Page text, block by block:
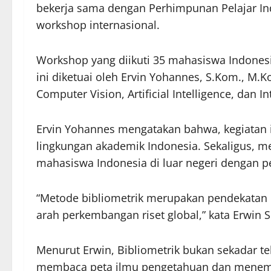
bekerja sama dengan Perhimpunan Pelajar
workshop internasional.
Workshop yang diikuti 35 mahasiswa
ini diketuai oleh Ervin Yohannes, S.Kom.,
Computer Vision, Artificial Intelligence, dan
Ervin Yohannes mengatakan bahwa,
lingkungan akademik Indonesia. Sekaligus,
mahasiswa Indonesia di luar negeri dengan
“Metode bibliometrik merupakan
arah perkembangan riset global,” kata Erwin
Menurut Erwin, Bibliometrik bukan sekadar
membaca peta ilmu pengetahuan dan